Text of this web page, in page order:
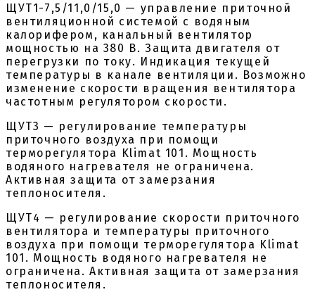
ЩУТ1-7,5/11,0/15,0 — управление приточной
вентиляционной системой с водяным
калорифером, канальный вентилятор
мощностью на 380 В. Защита двигателя от
перегрузки по току. Индикация текущей
температуры в канале вентиляции. Возможно
изменение скорости вращения вентилятора
частотным регулятором скорости.
ЩУТ3 — регулирование температуры
приточного воздуха при помощи
терморегулятора Klimat 101. Мощность
водяного нагревателя не ограничена.
Активная защита от замерзания
теплоносителя.
ЩУТ4 — регулирование скорости приточного
вентилятора и температуры приточного
воздуха при помощи терморегулятора Klimat
101. Мощность водяного нагревателя не
ограничена. Активная защита от замерзания
теплоносителя.